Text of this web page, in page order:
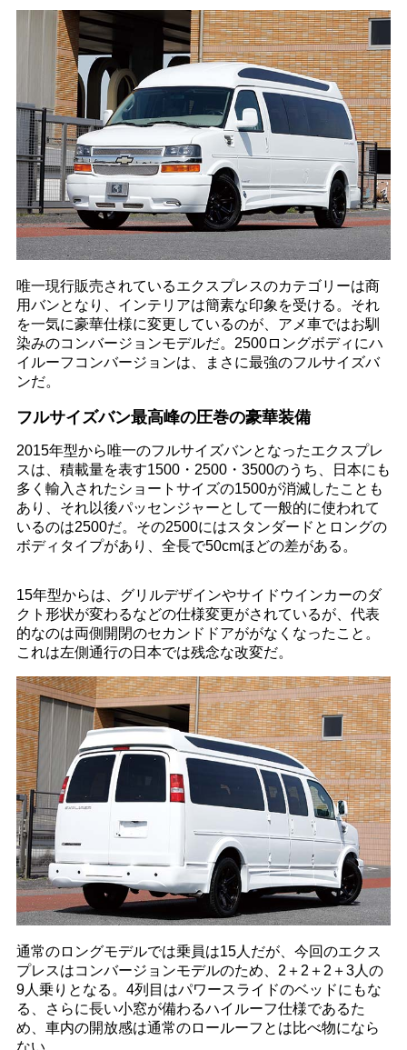
唯一現行販売されているエクスプレスのカテゴリーは商
用バンとなり、インテリアは簡素な印象を受ける。それ
を一気に豪華仕様に変更しているのが、アメ車ではお馴
染みのコンバージョンモデルだ。2500ロングボディにハ
イルーフコンバージョンは、まさに最強のフルサイズバ
ンだ。
フルサイズバン最高峰の圧巻の豪華装備
2015年型から唯一のフルサイズバンとなったエクスプレ
スは、積載量を表す1500・2500・3500のうち、日本にも
多く輸入されたショートサイズの1500が消滅したことも
あり、それ以後パッセンジャーとして一般的に使われて
いるのは2500だ。その2500にはスタンダードとロングの
ボディタイプがあり、全長で50cmほどの差がある。
15年型からは、グリルデザインやサイドウインカーのダ
クト形状が変わるなどの仕様変更がされているが、代表
的なのは両側開閉のセカンドドアががなくなったこと。
これは左側通行の日本では残念な改変だ。
通常のロングモデルでは乗員は15人だが、今回のエクス
プレスはコンバージョンモデルのため、2＋2＋2＋3人の
9人乗りとなる。4列目はパワースライドのベッドにもな
る、さらに長い小窓が備わるハイルーフ仕様であるた
め、車内の開放感は通常のロールーフとは比べ物になら